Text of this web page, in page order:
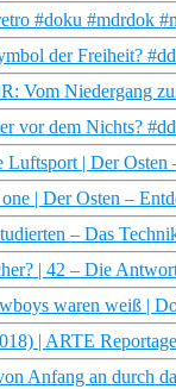
#doku #mdrdok
der Freiheit?
Vom Niedergang
vor dem Nichts?
Luftsport | Der
| Der Osten –
– Das
| 42 – Die
waren weiß |
| ARTE
Anfang an durch